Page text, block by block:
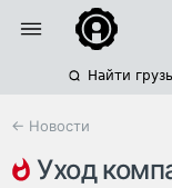
Найти
← Новости
уход